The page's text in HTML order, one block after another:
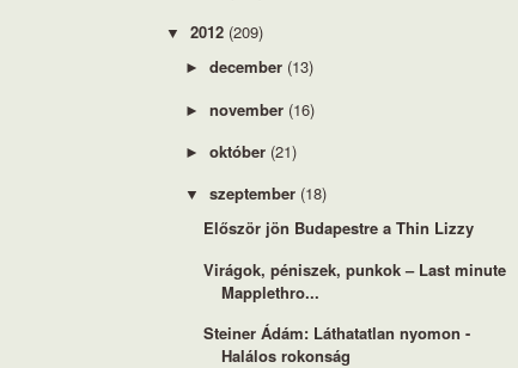
▼ 2012 (209)
► december (13)
► november (16)
► október (21)
▼ szeptember (18)
Először jön Budapestre a Thin Lizzy
Virágok, péniszek, punkok – Last minute
Mapplethro...
Steiner Ádám: Láthatatlan nyomon -
Halálos rokonság